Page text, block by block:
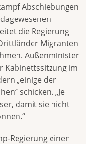
Abschiebungen
die Regierung
Migranten
Au­ßen­minister
Kabinettssitzung im
„einige der
schicken. „Je
damit sie nicht
Regierung einen